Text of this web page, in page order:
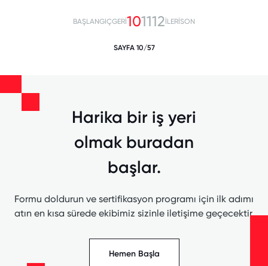
BAŞLANGIÇGERİ101112İLERİSON
SAYFA 10/57
Harika bir iş yeri
olmak buradan
başlar.
Formu doldurun ve sertifikasyon programı için ilk adımı
atın en kısa sürede ekibimiz sizinle iletişime geçecektir.
Hemen Başla